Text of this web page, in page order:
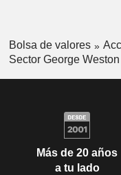
Bolsa de valores
Sector George
Más de 20 años
a tu lado